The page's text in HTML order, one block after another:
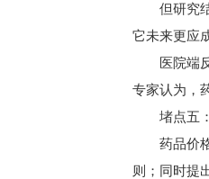
但研究结
它未来更应
医院端反
专家认为，
堵点五
药品价格
则；同时提